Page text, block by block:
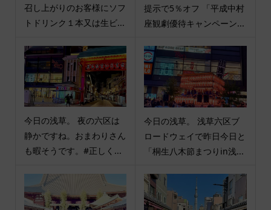
召し上がりのお客様にソフ
トドリンク１本又は生ビ...
提示で5％オフ 「平成中村
座観劇優待キャンペーン...
今日の浅草。 夜の六区は
静かですね。おまわりさん
も暇そうです。#正しく...
今日の浅草。 浅草六区ブ
ロードウェイで昨日今日と
「桐生八木節まつりin浅...